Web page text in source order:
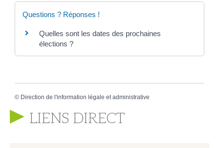
Questions ? Réponses !
Quelles sont les dates des prochaines
élections ?
© Direction de l'information légale et administrative
LIENS DIRECT